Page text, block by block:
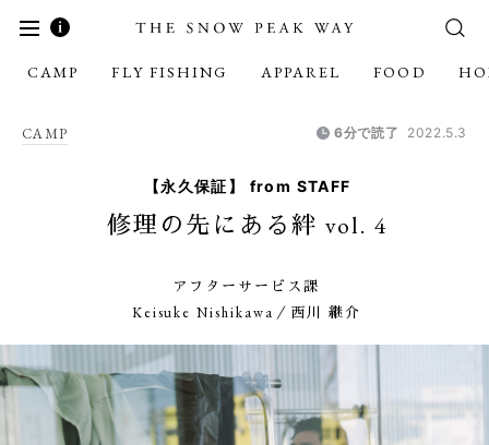
CAMP FLY FISHING APPAREL FOOD
CAMP 6分で読了 2022.5.3
【永久保証】 from STAFF
修理の先にある絆 vol. 4
アフターサービス課
Keisuke Nishikawa／西川 継介